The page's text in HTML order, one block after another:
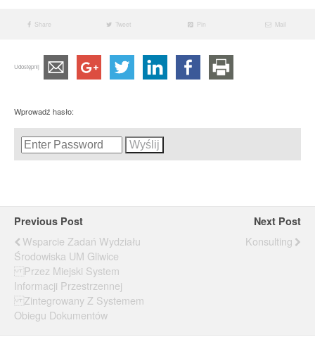
Share Tweet Pin Mail
Udostępnij
Wprowadź hasło:
Previous Post
Wsparcie Zadań Wydziału
Środowiska UM Gliwice
Przez Miejski System
Informacji Przestrzennej
Zintegrowany Z Systemem
Obiegu Dokumentów
Next Post
Konsulting